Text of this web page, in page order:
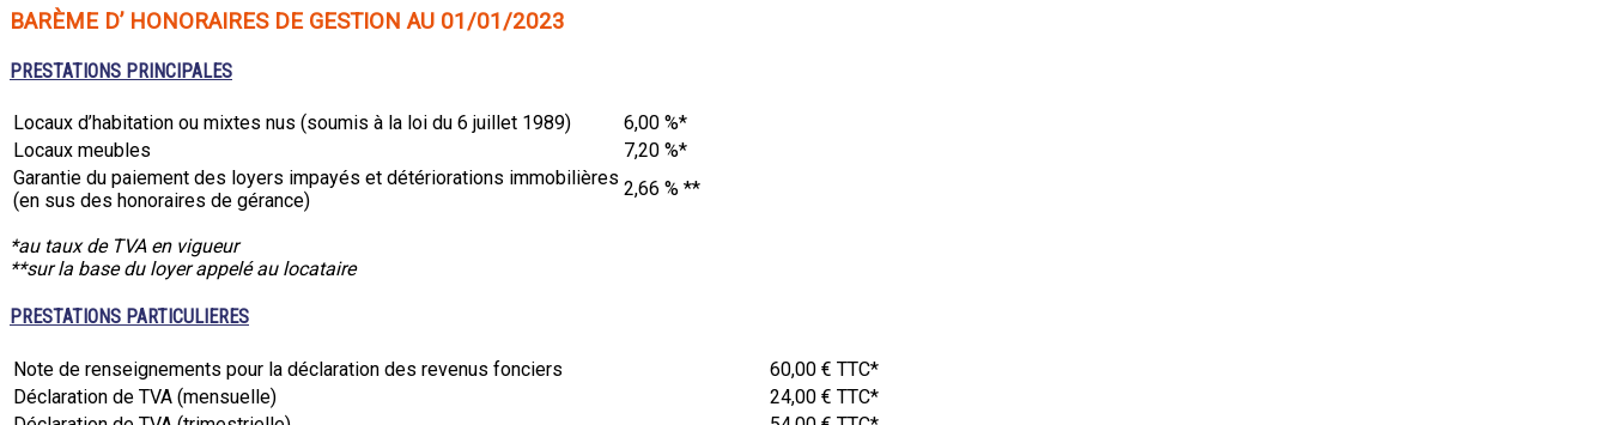
BARÈME D’ HONORAIRES DE GESTION AU 01/01/2023
PRESTATIONS PRINCIPALES
Locaux d’habitation ou mixtes nus (soumis à la loi du 6 juillet 1989)
6,00 %*
Locaux meubles
7,20 %*
Garantie du paiement des loyers impayés et détériorations immobilières
(en sus des honoraires de gérance)
2,66 % **
*au taux de TVA en vigueur
**sur la base du loyer appelé au locataire
PRESTATIONS PARTICULIERES
Note de renseignements pour la déclaration des revenus fonciers
60,00 € TTC*
Déclaration de TVA (mensuelle)
24,00 € TTC*